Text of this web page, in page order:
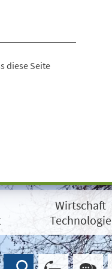
diese Seite
Wirtschaft
Technologie